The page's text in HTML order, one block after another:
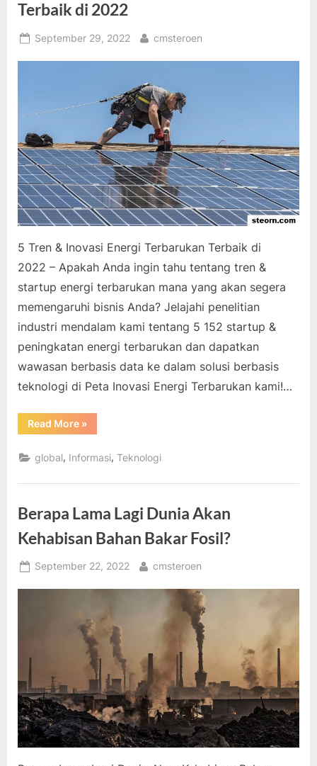
Terbaik di 2022
Posted
September 29, 2022 By
cmsteroen
5 Tren & Inovasi Energi Terbarukan Terbaik di
2022 – Apakah Anda ingin tahu tentang tren &
startup energi terbarukan mana yang akan segera
memengaruhi bisnis Anda? Jelajahi penelitian
industri mendalam kami tentang 5 152 startup &
peningkatan energi terbarukan dan dapatkan
wawasan berbasis data ke dalam solusi berbasis
teknologi di Peta Inovasi Energi Terbarukan kami!…
Read More“5
Tren
Inovasi
Energi
Terbaik
»
global, Informasi,Teknologi
Berapa Lama Lagi Dunia Akan
Kehabisan Bahan Bakar Fosil?
Posted
September 22, 2022 By
cmsteroen